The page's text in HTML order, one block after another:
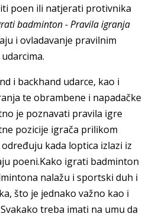
poen ili natjerati protivnika
badminton - Pravila igranja
i ovladavanje pravilnim
i backhand udarce, kao i
te obrambene i napadačke
je poznavati pravila igre
pozicije igrača prilikom
kada loptica izlazi iz
poeni.Kako igrati badminton
nalažu i sportski duh i
što je jednako važno kao i
treba imati na umu da